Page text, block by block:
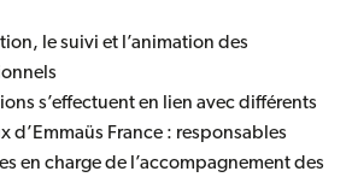
le suivi et l’animation des
s’effectuent en lien avec différents
d’Emmaüs France : responsables
en charge de l’accompagnement des